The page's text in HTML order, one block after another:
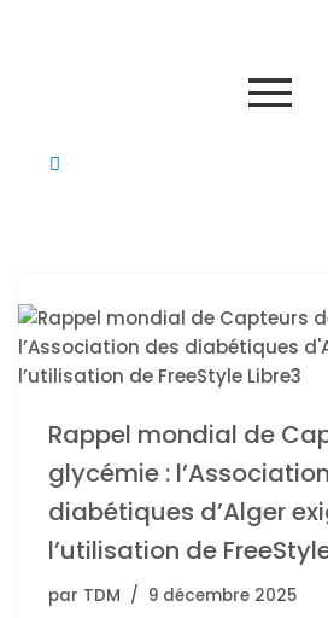
Rappel mondial de
glycémie :
diabétiques d’Alger
l’utilisation de
par TDM 9 décembre 2025